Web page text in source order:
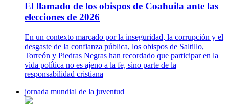
El llamado de los obispos de Coahuila ante las
elecciones de 2026
En un contexto marcado por la inseguridad, la corrupción y el
desgaste de la confianza pública, los obispos de Saltillo,
Torreón y Piedras Negras han recordado que participar en la
vida política no es ajeno a la fe, sino parte de la
responsabilidad cristiana
jornada mundial de la juventud